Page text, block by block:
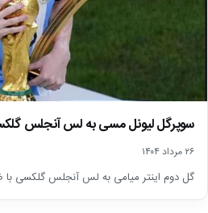
سوپرگل لیونل مسی به لس آنجلس
۲۶ مرداد ۱۴۰۴
گل دوم اینتر میامی به لس آنجلس گلکسی